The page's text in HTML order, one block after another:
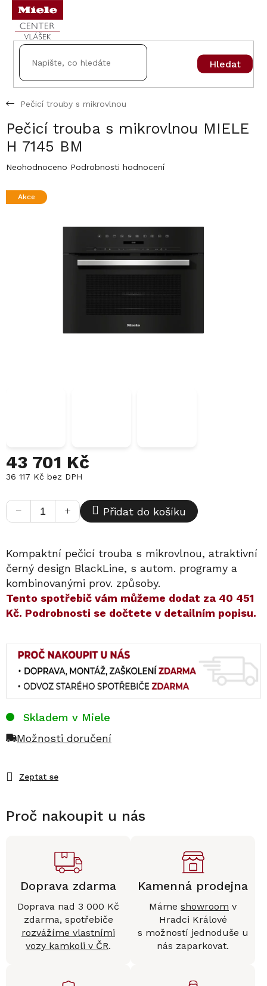
Přejít
obsah
Hledat
Pečicí trouby s mikrovlnou
Pečicí trouba s mikrovlnou MIELE
H 7145 BM
Průměrné
produktu
Neohodnoceno Podrobnosti hodnocení
Akce
43 701 Kč
36 117 Kč bez DPH
cena:
+
− Přidat do košíku
Kompaktní pečicí trouba s mikrovlnou, atraktivní
černý design BlackLine, s autom. programy a
kombinovanými prov. způsoby.
​​Tento spotřebič vám můžeme dodat za 40 451
Kč. Podrobnosti se dočtete v detailním popisu.
Zeptat se
Skladem v Miele
Možnosti doručení
Proč nakoupit u nás
Doprava zdarma
Doprava nad 3 000 Kč
zdarma, spotřebiče
rozvážíme vlastními
vozy kamkoli v ČR.
Kamenná prodejna
Máme showroom v
Hradci Králové
s možností jednoduše u
nás zaparkovat.